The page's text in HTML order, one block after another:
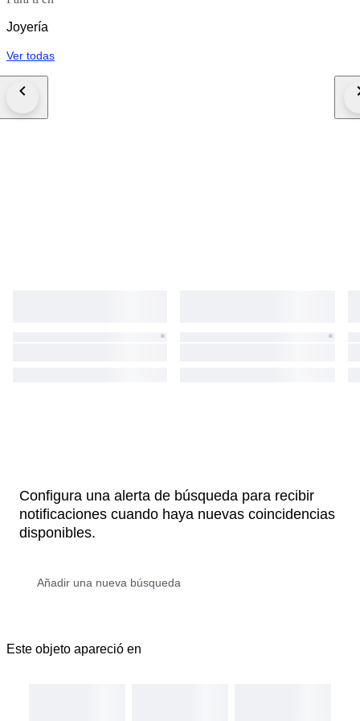
Joyería
Ver todas
Configura una alerta de búsqueda para recibir
notificaciones cuando haya nuevas coincidencias
disponibles.
Este objeto apareció en